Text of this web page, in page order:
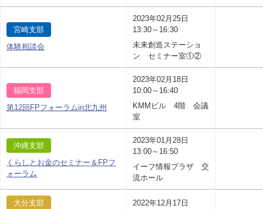
宮崎支部
体験相談会
2023年02月25日
13:30～16:30
未来創造ステーショ
ン セミナー室①②
福岡支部
第12回FPフォーラムin北九州
2023年02月18日
10:00～16:40
KMMビル 4階 会議
室
沖縄支部
くらしとお金のセミナー＆FPフ
ォーラム
2023年01月28日
13:00～16:50
イーフ情報プラザ 交
流ホール
大分支部
2022年12月17日